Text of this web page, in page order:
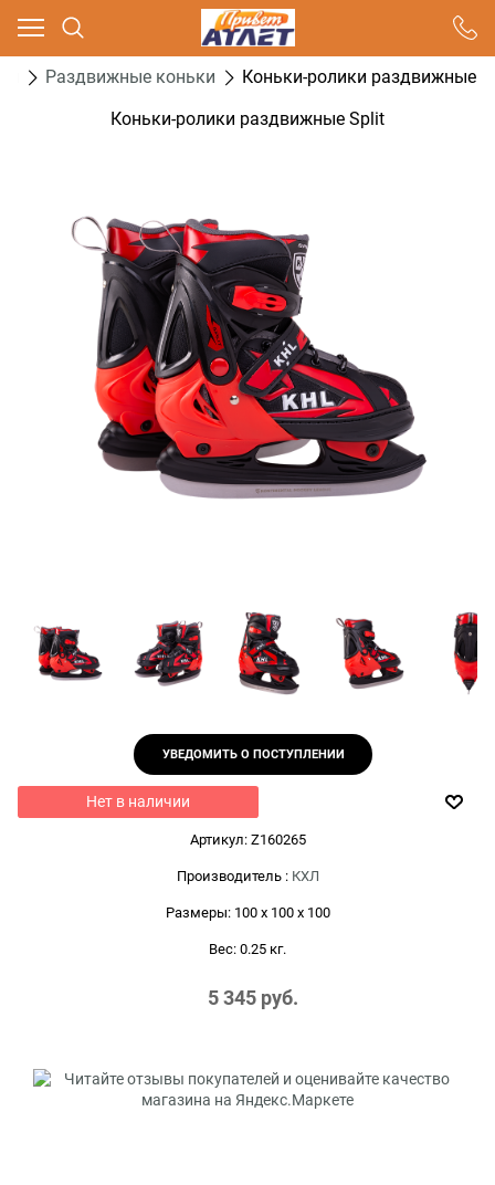
Раздвижные коньки
Коньки-ролики раздвижные
Коньки-ролики раздвижные Split
УВЕДОМИТЬ О ПОСТУПЛЕНИИ
Нет в наличии
Артикул: Z160265
Производитель : КХЛ
Размеры: 100 x 100 x 100
Вес: 0.25 кг.
5 345 руб.
Ваш город - Москва,
угадали?
ДА НЕТ